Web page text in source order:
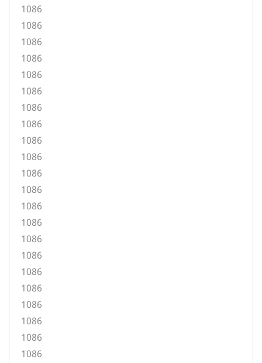
1086
1086
1086
1086
1086
1086
1086
1086
1086
1086
1086
1086
1086
1086
1086
1086
1086
1086
1086
1086
1086
1086